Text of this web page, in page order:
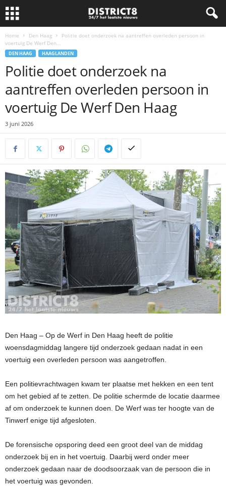
Home Den Haag
Politie doet onderzoek na aantreffen overleden persoon in
voertuig De Werf Den...
DEN HAAG HAAGLANDEN
Politie doet onderzoek na
aantreffen overleden persoon in
voertuig De Werf Den Haag
3 juni 2026
Den Haag – Op de Werf in Den Haag heeft de politie
woensdagmiddag langere tijd onderzoek gedaan nadat in een
voertuig een overleden persoon was aangetroffen.
Een politievrachtwagen kwam ter plaatse met hekken en een tent
om het gebied af te zetten. De politie schermde de locatie daarmee
af om onderzoek te kunnen doen. De Werf was ter hoogte van de
Tinwerf enige tijd afgesloten.
De forensische opsporing deed een groot deel van de middag
onderzoek bij en in het voertuig. Daarbij werd onder meer
onderzoek gedaan naar de doodsoorzaak van de persoon die in
het voertuig was gevonden.